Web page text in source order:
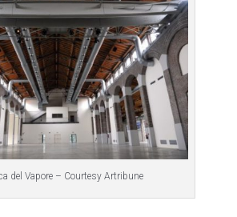
del Vapore – Courtesy Artribune